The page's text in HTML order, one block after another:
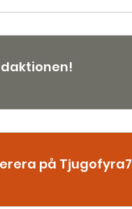
på Tjugofyra7